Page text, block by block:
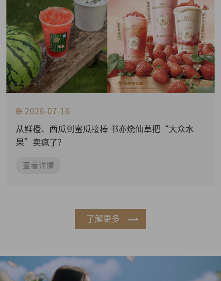
2026-07-16
从鲜橙、西瓜到蜜瓜接棒 书亦烧仙草把“大众水
果”卖疯了?
查看详情
了解更多